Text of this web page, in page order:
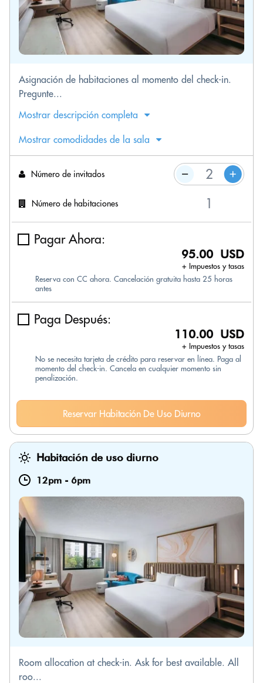
Asignación de habitaciones al momento del check-in.
Pregunte...
Mostrar descripción completa
Mostrar comodidades de la sala
Número de invitados
Número de habitaciones
Pagar Ahora:
95.00 USD
+ Impuestos y tasas
Reserva con CC ahora. Cancelación gratuita hasta 25 horas
antes
Paga Después:
110.00 USD
+ Impuestos y tasas
No se necesita tarjeta de crédito para reservar en línea. Paga al
momento del check-in. Cancela en cualquier momento sin
penalización.
Reservar Habitación De Uso Diurno
Habitación de uso diurno
12pm - 6pm
Room allocation at check-in. Ask for best available. All
roo...